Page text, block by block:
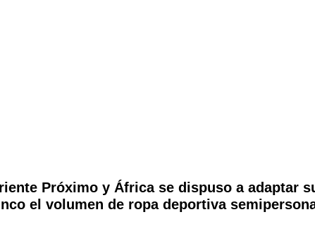
Próximo y África se dispuso a adaptar
el volumen de ropa deportiva